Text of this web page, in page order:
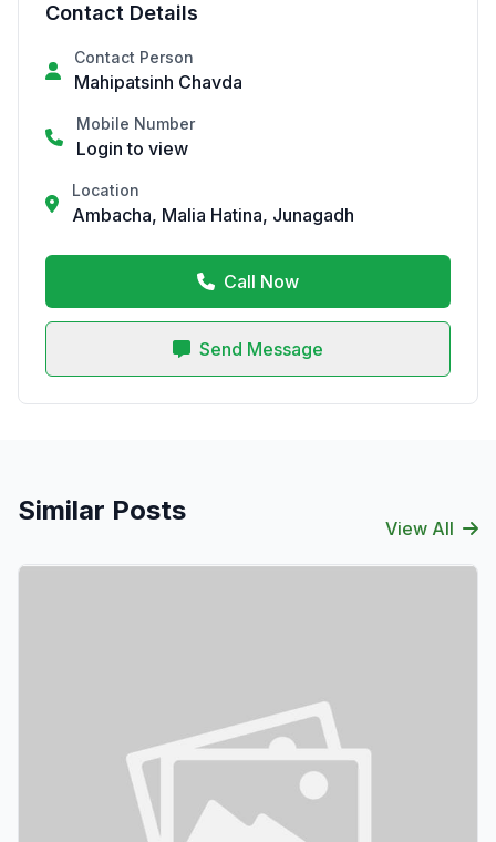
Contact Details
Contact Person
Mahipatsinh Chavda
Mobile Number
Login to view
Location
Ambacha, Malia Hatina, Junagadh
Call Now
Send Message
Similar Posts
View All